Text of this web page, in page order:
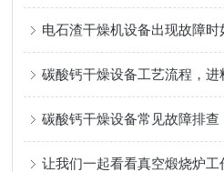
电石渣干燥机设备出现故障时
让我们一起看看真空煅烧炉